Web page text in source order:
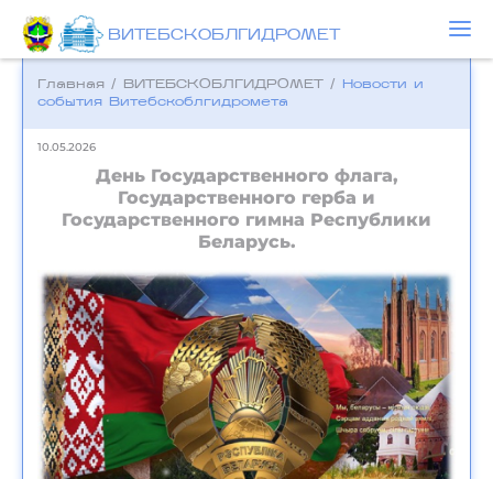
ВИТЕБСКОБЛГИДРОМЕТ
Главная / ВИТЕБСКОБЛГИДРОМЕТ /
Новости и
события Bитебскоблгидромета
10.05.2026
День Государственного флага,
Государственного герба и
Государственного гимна Республики
Беларусь.